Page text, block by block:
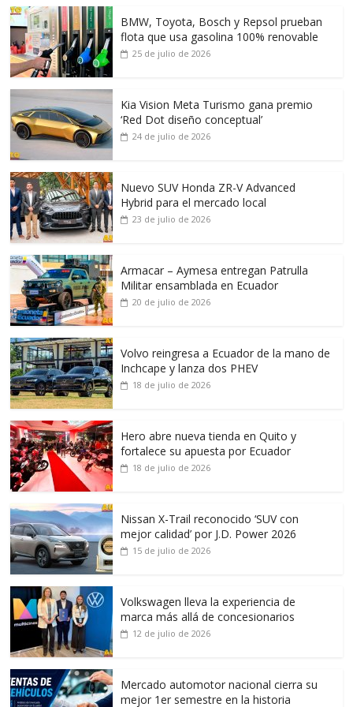
BMW, Toyota, Bosch y Repsol prueban
flota que usa gasolina 100% renovable
25 de julio de 2026
Kia Vision Meta Turismo gana premio
‘Red Dot diseño conceptual’
24 de julio de 2026
Nuevo SUV Honda ZR-V Advanced
Hybrid para el mercado local
23 de julio de 2026
Armacar – Aymesa entregan Patrulla
Militar ensamblada en Ecuador
20 de julio de 2026
Volvo reingresa a Ecuador de la mano de
Inchcape y lanza dos PHEV
18 de julio de 2026
Hero abre nueva tienda en Quito y
fortalece su apuesta por Ecuador
18 de julio de 2026
Nissan X-Trail reconocido ‘SUV con
mejor calidad’ por J.D. Power 2026
15 de julio de 2026
Volkswagen lleva la experiencia de
marca más allá de concesionarios
12 de julio de 2026
Mercado automotor nacional cierra su
mejor 1er semestre en la historia